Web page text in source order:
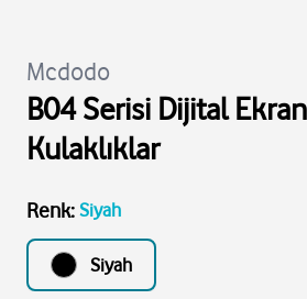
Mcdodo
B04 Serisi Dijital
Kulaklıklar
Renk: Siyah
Siyah